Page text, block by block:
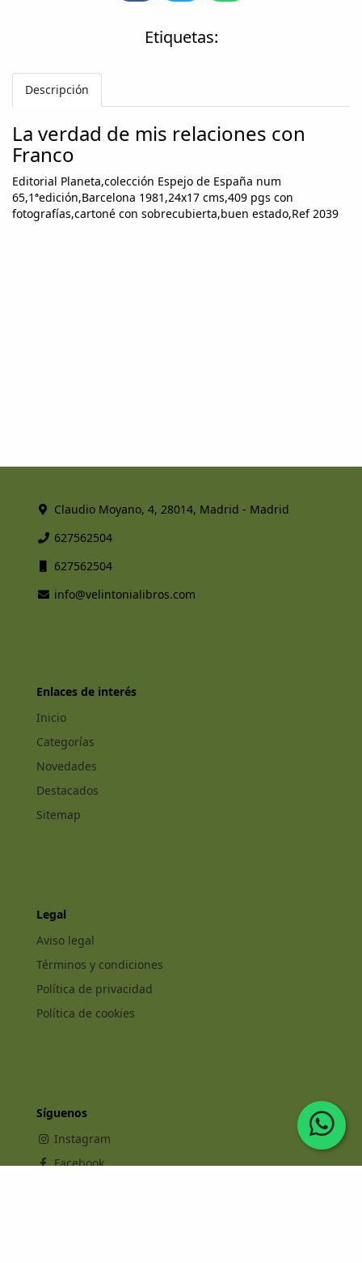
Etiquetas:
Descripción
La verdad de mis relaciones con
Franco
Editorial Planeta,colección Espejo de España num
65,1ªedición,Barcelona 1981,24x17 cms,409 pgs con
fotografías,cartoné con sobrecubierta,buen estado,Ref 2039
Claudio Moyano, 4, 28014, Madrid - Madrid
627562504
627562504
info@velintonialibros.com
Enlaces de interés
Inicio
Categorías
Novedades
Destacados
Sitemap
Legal
Aviso legal
Términos y condiciones
Política de privacidad
Política de cookies
Síguenos
Instagram
Facebook